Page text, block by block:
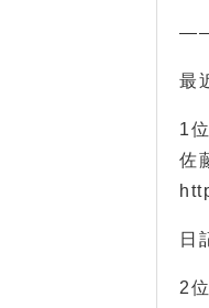
最
1
佐
日
2